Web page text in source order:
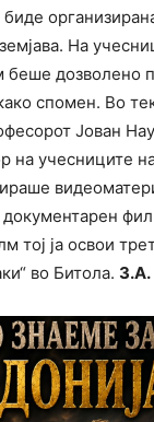
На
беше дозволено
спомен. Во
Јован
на учесниците
документарен
тој ја освои
во Битола. З.А.